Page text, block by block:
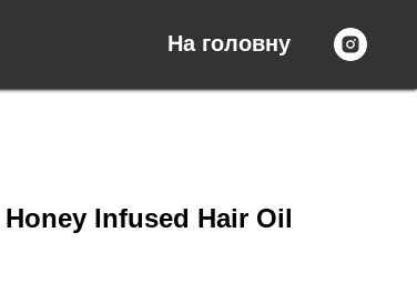
На головну
Infused Hair Oil